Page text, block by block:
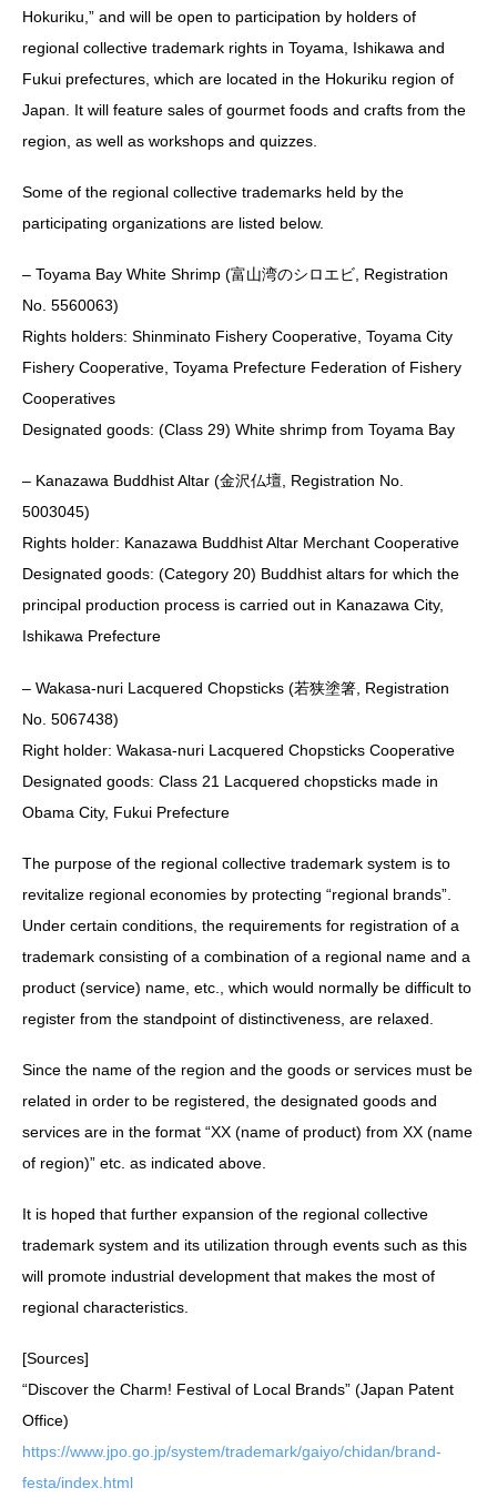
Hokuriku,” and will be open to participation by holders of
regional collective trademark rights in Toyama, Ishikawa and
Fukui prefectures, which are located in the Hokuriku region of
Japan. It will feature sales of gourmet foods and crafts from the
region, as well as workshops and quizzes.
Some of the regional collective trademarks held by the
participating organizations are listed below.
– Toyama Bay White Shrimp (富山湾のシロエビ, Registration
No. 5560063)
Rights holders: Shinminato Fishery Cooperative, Toyama City
Fishery Cooperative, Toyama Prefecture Federation of Fishery
Cooperatives
Designated goods: (Class 29) White shrimp from Toyama Bay
– Kanazawa Buddhist Altar (金沢仏壇, Registration No.
5003045)
Rights holder: Kanazawa Buddhist Altar Merchant Cooperative
Designated goods: (Category 20) Buddhist altars for which the
principal production process is carried out in Kanazawa City,
Ishikawa Prefecture
– Wakasa-nuri Lacquered Chopsticks (若狭塗箸, Registration
No. 5067438)
Right holder: Wakasa-nuri Lacquered Chopsticks Cooperative
Designated goods: Class 21 Lacquered chopsticks made in
Obama City, Fukui Prefecture
The purpose of the regional collective trademark system is to
revitalize regional economies by protecting “regional brands”.
Under certain conditions, the requirements for registration of a
trademark consisting of a combination of a regional name and a
product (service) name, etc., which would normally be difficult to
register from the standpoint of distinctiveness, are relaxed.
Since the name of the region and the goods or services must be
related in order to be registered, the designated goods and
services are in the format “XX (name of product) from XX (name
of region)” etc. as indicated above.
It is hoped that further expansion of the regional collective
trademark system and its utilization through events such as this
will promote industrial development that makes the most of
regional characteristics.
[Sources]
“Discover the Charm! Festival of Local Brands” (Japan Patent
Office)
https://www.jpo.go.jp/system/trademark/gaiyo/chidan/brand-
festa/index.html